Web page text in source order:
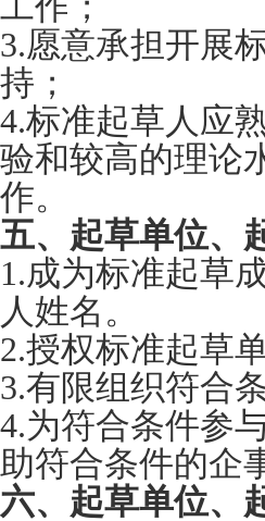
3.愿意承担开展
持；
4.标准起草人应
验和较高的理论
作。
五、 起草单位、
1.成为标准起草
人姓名。
2.授权标准起草
3.有限组织符合
4.为符合条件参
助符合条件的企
六、 起草单位、